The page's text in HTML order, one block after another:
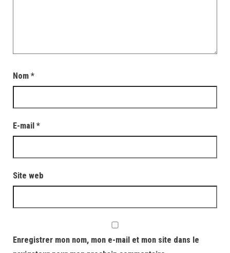
Nom *
E-mail *
Site web
Enregistrer mon nom, mon e-mail et mon site dans le